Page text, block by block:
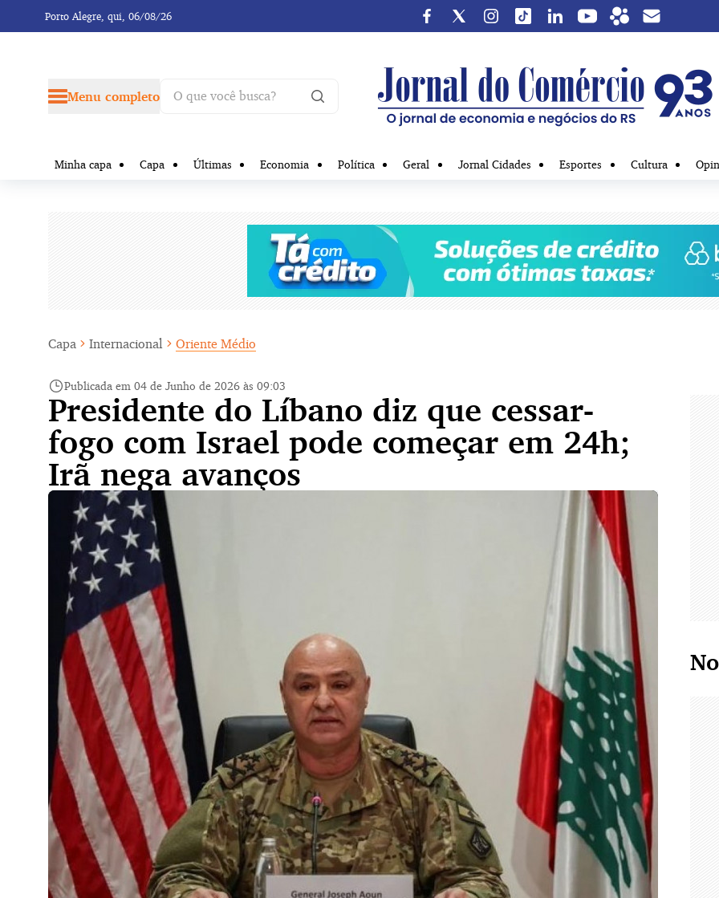
Porto Alegre, qui, 06/08/26
Menu completo
Minha capa Capa Últimas Economia Política Geral Jornal Cidades Esportes Cultura
Capa Internacional Oriente Médio
Publicada em 04 de Junho de 2026 às 09:03
Presidente do Líbano diz que cessar-
fogo com Israel pode começar em 24h;
Irã nega avanços